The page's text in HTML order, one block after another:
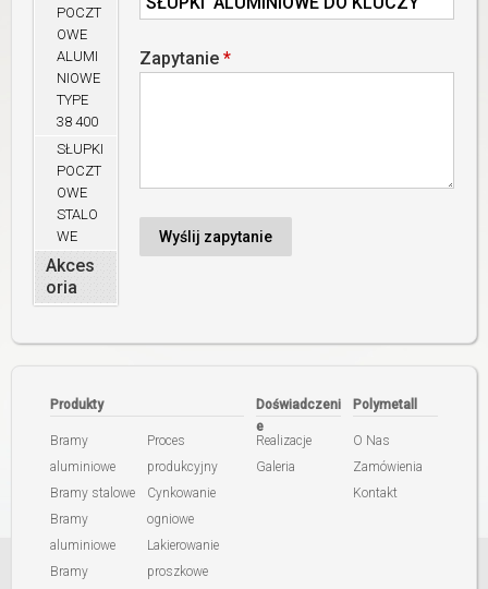
Zapytanie *
POCZT
OWE
ALUMI
NIOWE
TYPE
38 400
SŁUPKI
POCZT
OWE
STALO
WE
Akces
oria
Produkty
Bramy
aluminiowe
Bramy stalowe
Bramy
aluminiowe
Bramy
Proces
produkcyjny
Cynkowanie
ogniowe
Lakierowanie
proszkowe
Doświadczeni
e
Realizacje
Galeria
Polymetall
O Nas
Zamówienia
Kontakt